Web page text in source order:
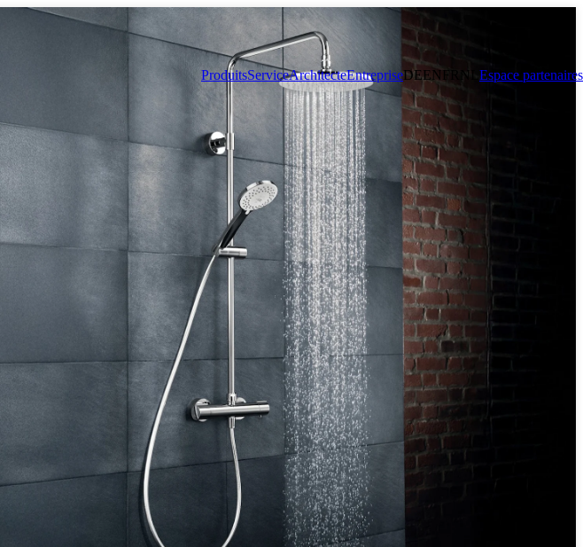
ProduitsServiceArchitecteEntrepriseDEENFR NL Espace partenaires